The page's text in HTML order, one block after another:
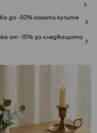
до -50% когато купите
от -15% за следващата